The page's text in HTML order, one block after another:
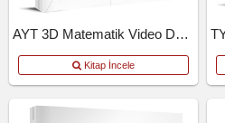
AYT 3D Matematik Video Destekli Defter
Kitap İncele